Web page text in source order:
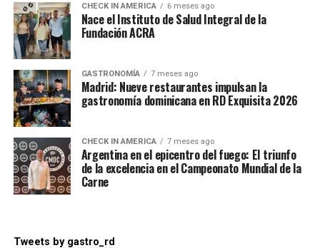
CHECK IN AMERICA 6 meses ago
Nace el Instituto de Salud Integral de la
Fundación ACRA
GASTRONOMÍA 7 meses ago
Madrid: Nueve restaurantes impulsan la
gastronomía dominicana en RD Exquisita 2026
CHECK IN AMERICA 7 meses ago
Argentina en el epicentro del fuego: El triunfo
de la excelencia en el Campeonato Mundial de la
Carne
Tweets by gastro_rd